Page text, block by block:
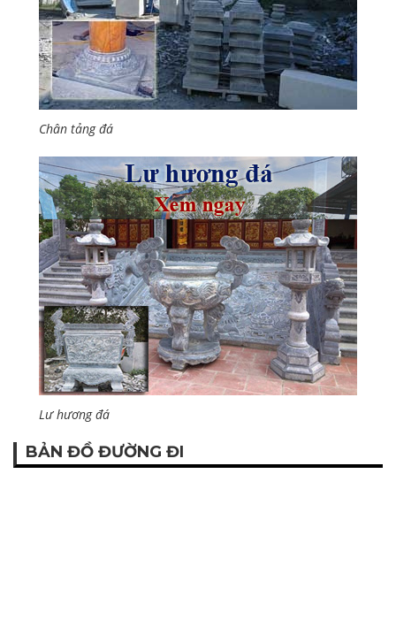
Chân tảng đá
Lư hương đá
BẢN ĐỒ ĐƯỜNG ĐI